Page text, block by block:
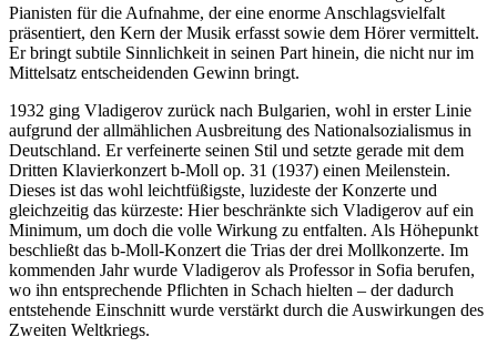
Pianisten für die Aufnahme, der eine enorme Anschlagsvielfalt
präsentiert, den Kern der Musik erfasst sowie dem Hörer vermittelt.
Er bringt subtile Sinnlichkeit in seinen Part hinein, die nicht nur im
Mittelsatz entscheidenden Gewinn bringt.
1932 ging Vladigerov zurück nach Bulgarien, wohl in erster Linie
aufgrund der allmählichen Ausbreitung des Nationalsozialismus in
Deutschland. Er verfeinerte seinen Stil und setzte gerade mit dem
Dritten Klavierkonzert b-Moll op. 31 (1937) einen Meilenstein.
Dieses ist das wohl leichtfüßigste, luzideste der Konzerte und
gleichzeitig das kürzeste: Hier beschränkte sich Vladigerov auf ein
Minimum, um doch die volle Wirkung zu entfalten. Als Höhepunkt
beschließt das b-Moll-Konzert die Trias der drei Mollkonzerte. Im
kommenden Jahr wurde Vladigerov als Professor in Sofia berufen,
wo ihn entsprechende Pflichten in Schach hielten – der dadurch
entstehende Einschnitt wurde verstärkt durch die Auswirkungen des
Zweiten Weltkriegs.